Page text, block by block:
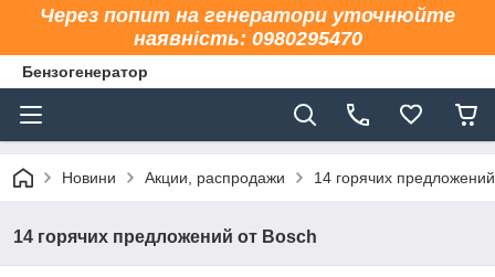
Через попит на генератори уточнюйте
наявність: 0980295470
Бензогенератор
Новини Акции, распродажи 14 горячих
14 горячих предложений от Bosch